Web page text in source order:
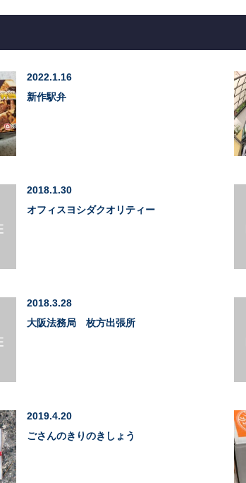
2022.1.16
新作駅弁
2018.1.30
オフィスヨシダクオリティー
2018.3.28
大阪法務局 枚方出張所
2019.4.20
ごさんのきりのきしょう